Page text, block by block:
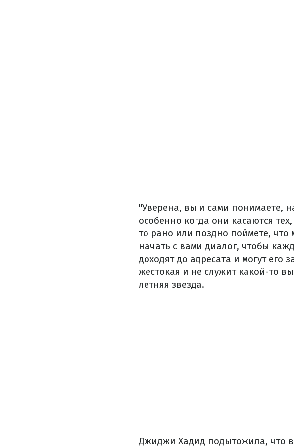
"Уверена, вы и сами понимаете,
особенно когда они касаются
то рано или поздно поймете,
начать с вами диалог, чтобы
доходят до адресата и могут его
жестокая и не служит какой-то
летняя звезда.
Джиджи Хадид подытожила, что